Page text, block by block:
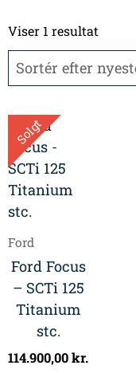
Viser 1 resultat
Solgt
Ford
Ford Focus
– SCTi 125
Titanium
stc.
114.900,00kr.